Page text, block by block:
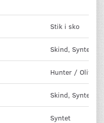
Stik i sko
Skind, Syntet
Hunter /
Skind, Syntet
Syntet